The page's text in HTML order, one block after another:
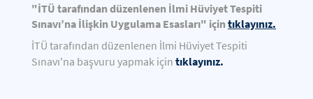
"İTÜ tarafından düzenlenen İlmi Hüviyet Tespiti
Sınavı’na İlişkin Uygulama Esasları" için tıklayınız.
İTÜ tarafından düzenlenen İlmi Hüviyet Tespiti
Sınavı'na başvuru yapmak için tıklayınız.